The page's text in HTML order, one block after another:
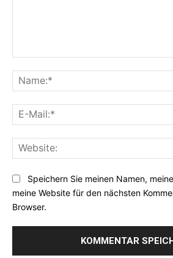
Speichern Sie meinen Namen,
meine Website für den nächsten
Browser.